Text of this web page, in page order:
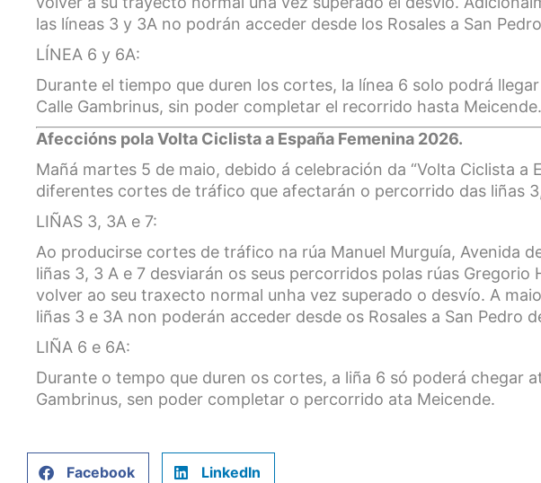
las líneas 3 y 3A no podrán acceder desde los Rosales a San
LÍNEA 6 y 6A:
Durante el tiempo que duren los cortes, la línea 6 solo podrá
Calle Gambrinus, sin poder completar el recorrido hasta Meicende.
Afeccións pola Volta Ciclista a España Femenina 2026.
Mañá martes 5 de maio, debido á celebración da “Volta Ciclista a
diferentes cortes de tráfico que afectarán o percorrido das liñas
LIÑAS 3, 3A e 7:
Ao producirse cortes de tráfico na rúa Manuel Murguía, Avenida
liñas 3, 3 A e 7 desviarán os seus percorridos polas rúas Gregorio
volver ao seu traxecto normal unha vez superado o desvío. A
liñas 3 e 3A non poderán acceder desde os Rosales a San Pedro
LIÑA 6 e 6A:
Durante o tempo que duren os cortes, a liña 6 só poderá chegar
Gambrinus, sen poder completar o percorrido ata Meicende.
Facebook LinkedIn